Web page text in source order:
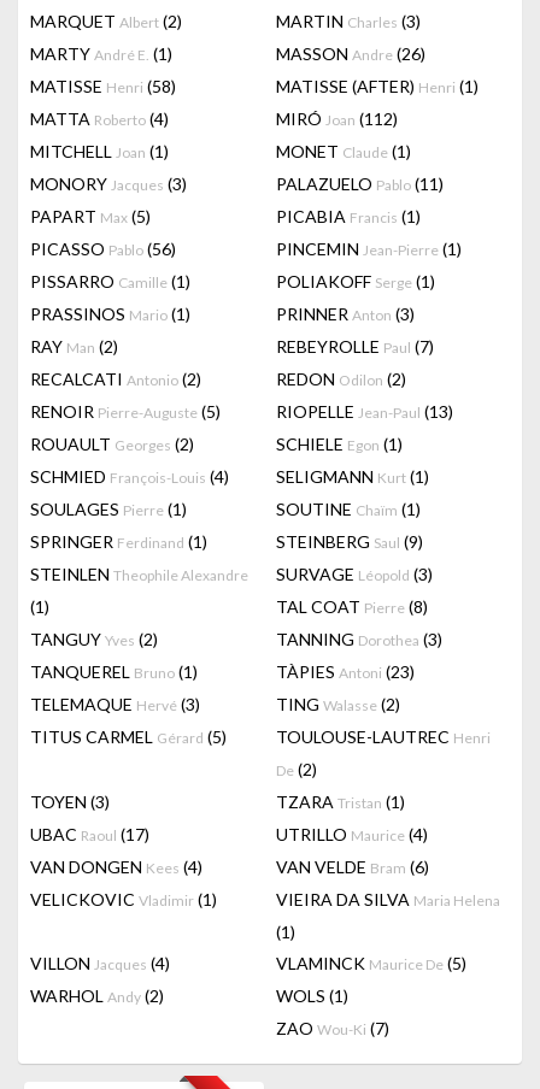
MARQUET Albert (2) MARTIN Charles (3)
MARTY André E. (1) MASSON Andre (26)
MATISSE Henri (58) MATISSE (AFTER) Henri (1)
MATTA Roberto (4) MIRÓ Joan (112)
MITCHELL Joan (1) MONET Claude (1)
MONORY Jacques (3) PALAZUELO Pablo (11)
PAPART Max (5) PICABIA Francis (1)
PICASSO Pablo (56) PINCEMIN Jean-Pierre (1)
PISSARRO Camille (1) POLIAKOFF Serge (1)
PRASSINOS Mario (1) PRINNER Anton (3)
RAY Man (2) REBEYROLLE Paul (7)
RECALCATI Antonio (2) REDON Odilon (2)
RENOIR Pierre-Auguste (5) RIOPELLE Jean-Paul (13)
ROUAULT Georges (2) SCHIELE Egon (1)
SCHMIED François-Louis (4) SELIGMANN Kurt (1)
SOULAGES Pierre (1) SOUTINE Chaïm (1)
SPRINGER Ferdinand (1) STEINBERG Saul (9)
STEINLEN Theophile Alexandre
(1)
SURVAGE Léopold (3)
TAL COAT Pierre (8)
TANGUY Yves (2) TANNING Dorothea (3)
TANQUEREL Bruno (1) TÀPIES Antoni (23)
TELEMAQUE Hervé (3) TING Walasse (2)
TITUS CARMEL Gérard (5) TOULOUSE-LAUTREC Henri
De (2)
TOYEN (3) TZARA Tristan (1)
UBAC Raoul (17) UTRILLO Maurice (4)
VAN DONGEN Kees (4) VAN VELDE Bram (6)
VELICKOVIC Vladimir (1) VIEIRA DA SILVA Maria Helena
(1)
VILLON Jacques (4) VLAMINCK Maurice De (5)
WARHOL Andy (2) WOLS (1)
ZAO Wou-Ki (7)